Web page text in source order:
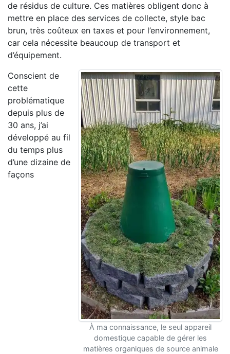
de résidus de culture. Ces matières obligent donc à
mettre en place des services de collecte, style bac
brun, très coûteux en taxes et pour l’environnement,
car cela nécessite beaucoup de transport et
d’équipement.
À ma connaissance, le seul appareil
domestique capable de gérer les
matières organiques de source animale
Conscient de
cette
problématique
depuis plus de
30 ans, j’ai
développé au fil
du temps plus
d’une dizaine de
façons